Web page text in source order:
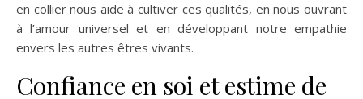
en collier nous aide à cultiver ces qualités, en nous ouvrant
à l’amour universel et en développant notre empathie
envers les autres êtres vivants.
Confiance en soi et estime de